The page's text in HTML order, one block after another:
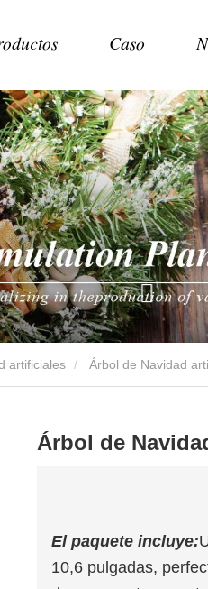
Caso
artificiales Árbol de Navidad
Árbol de
El paquete incluye:
10,6 pulgadas,